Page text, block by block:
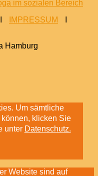
im sozialen Bereich
IMPRESSUM
Hamburg
Um sämtliche
klicken Sie
unter Datenschutz.
Website sind auf